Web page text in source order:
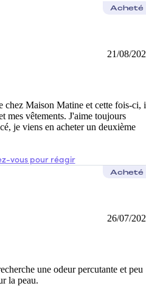
Acheté
21/08/
chez Maison Matine et cette fois-ci,
mes vêtements. J'aime toujours
je viens en acheter un deuxième
vous pour réagir
Acheté
26/07/
une odeur percutante et peu
la peau.